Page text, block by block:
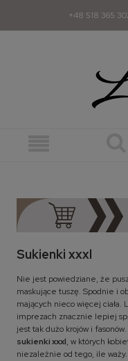
+48 518 365
Sukienki xxxl
Nie jest powiedziane, że
maskujące tuszę. Spodnie i
mających nieco więcej ciała.
imprezach znacznie lepiej
jest tak dużo krojów i
sukienki xxxl, w których
niezależnie od tego, ile waży.